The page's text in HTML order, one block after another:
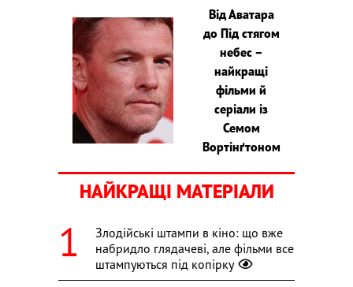
Від Аватара
до Під стягом
небес –
найкращі
фільми й
серіали із
Семом
Вортінґтоном
НАЙКРАЩІ МАТЕРІАЛИ
Злодійські штампи в кіно: що вже
набридло глядачеві, але фільми все
штампуються під копірку